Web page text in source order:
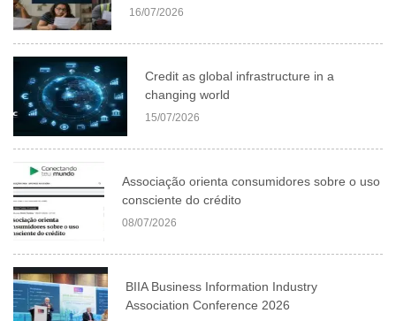
16/07/2026
Credit as global infrastructure in a
changing world
15/07/2026
Associação orienta consumidores sobre o uso
consciente do crédito
08/07/2026
BIIA Business Information Industry
Association Conference 2026